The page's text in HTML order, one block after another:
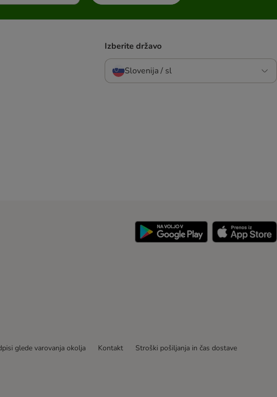
Izberite državo
Slovenija / sl
glede varovanja okolja Kontakt
Stroški pošiljanja in čas dostave